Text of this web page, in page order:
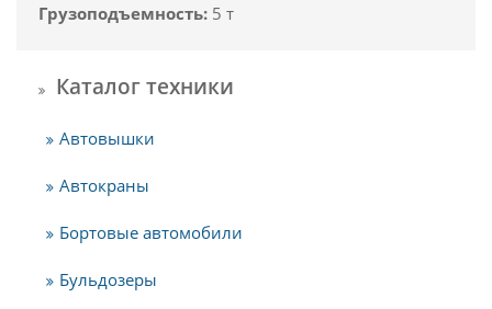
Грузоподъемность: 5 т
Каталог техники
Автовышки
Автокраны
Бортовые автомобили
Бульдозеры